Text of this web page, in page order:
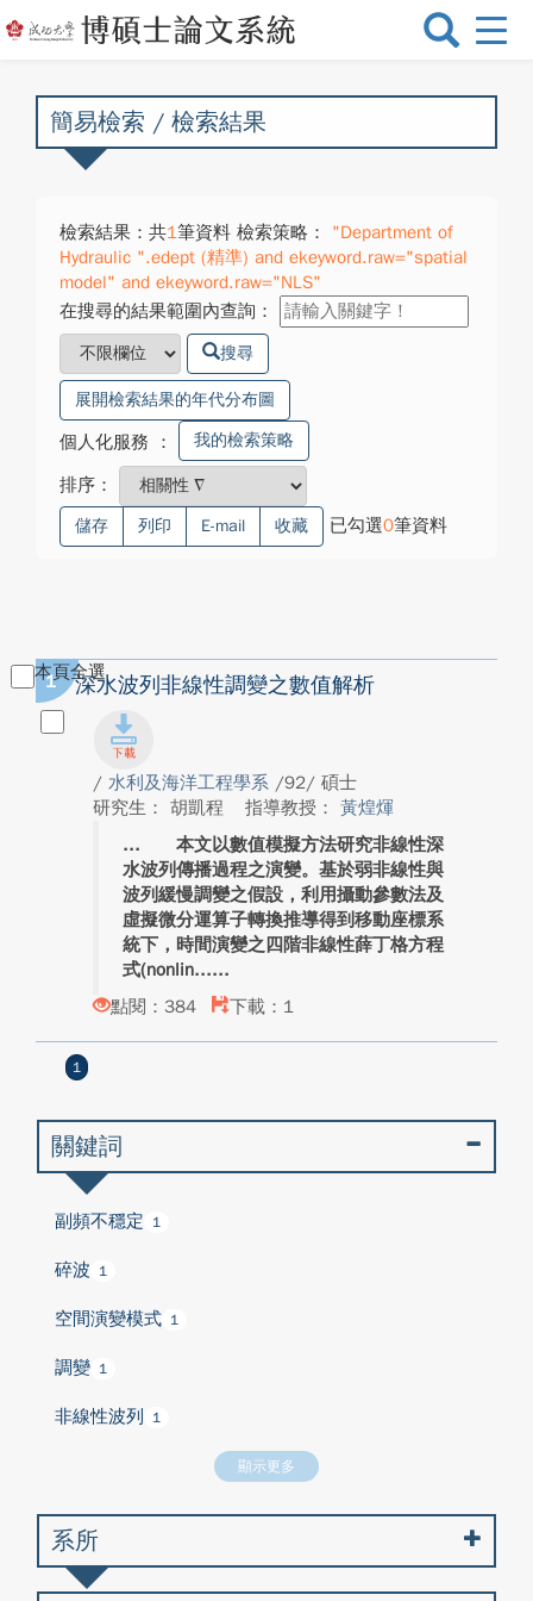
選
換
簡易檢索 / 檢索結果
檢索結果：共1筆資料 檢索策略：
"Department of
Hydraulic ".edept (精準) and ekeyword.raw="spatial
model" and ekeyword.raw="NLS"
在搜尋的結果範圍內查詢：
搜尋
展開檢索結果的年代分布圖
個人化服務 ： 我的檢索策略
排序：
儲存 列印 E-mail 收藏 已勾選0筆資料
本頁全選
1 深水波列非線性調變之數值解析
/ 水利及海洋工程學系 /92/ 碩士
研究生： 胡凱程
指導教授： 黃煌煇
本文以數值模擬方法研究非線性深
水波列傳播過程之演變。基於弱非線性與
波列緩慢調變之假設，利用攝動參數法及
虛擬微分運算子轉換推導得到移動座標系
統下，時間演變之四階非線性薛丁格方程
式(nonlin...
點閱：384
下載：1
1
關鍵詞
副頻不穩定 1
碎波 1
空間演變模式 1
調變 1
非線性波列 1
顯示更多
系所